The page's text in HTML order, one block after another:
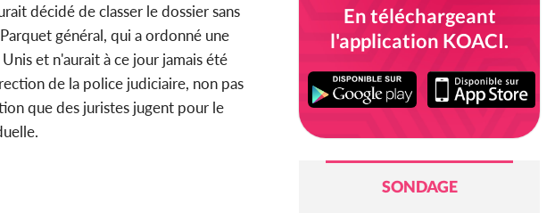
décidé de classer le dossier sans
général, qui a ordonné une
et n'aurait à ce jour jamais été
de la police judiciaire, non pas
que des juristes jugent pour le
En téléchargeant
l'application KOACI.
SONDAGE